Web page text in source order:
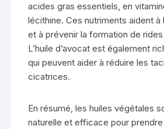
acides gras essentiels, en
lécithine. Ces nutriments aident à
et à prévenir la formation de
L’huile d’avocat est également
qui peuvent aider à réduire les
cicatrices.
En résumé, les huiles végétales
naturelle et efficace pour